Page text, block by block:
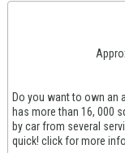
Do you want to own an
has more than 16, 000
by car from several
quick! click for more info